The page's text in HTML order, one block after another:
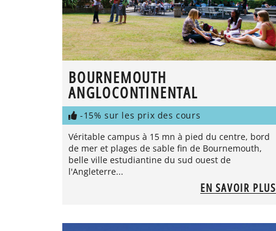
BOURNEMOUTH
ANGLOCONTINENTAL
-15% sur les prix des cours
Véritable campus à 15 mn à pied du centre, bord
de mer et plages de sable fin de Bournemouth,
belle ville estudiantine du sud ouest de
l'Angleterre...
EN SAVOIR PLUS